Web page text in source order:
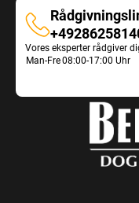
Vores eksperter rådgiver
Opening
Man-Fre08:00-17:00 Uhr